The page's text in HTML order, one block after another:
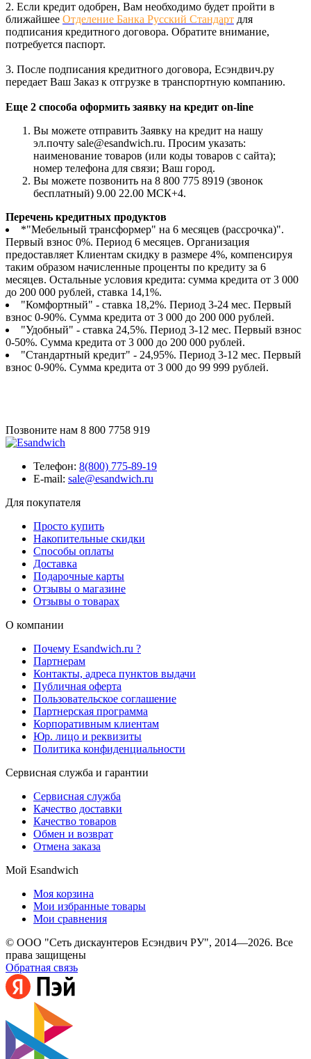
2. Если кредит одобрен, Вам необходимо будет пройти в
ближайшее Отделение Банка Русский Стандарт для
подписания кредитного договора. Обратите внимание,
потребуется паспорт.
3. После подписания кредитного договора, Есэндвич.ру
передает Ваш Заказ к отгрузке в транспортную компанию.
Еще 2 способа оформить заявку на кредит on-line
Вы можете отправить Заявку на кредит на нашу
эл.почту sale@esandwich.ru. Просим указать:
наименование товаров (или коды товаров с сайта);
номер телефона для связи; Ваш город.
Вы можете позвонить на 8 800 775 8919 (звонок
бесплатный) 9.00 22.00 МСК+4.
Перечень кредитных продуктов
*"Мебельный трансформер" на 6 месяцев (рассрочка)".
Первый взнос 0%. Период 6 месяцев. Организация
предоставляет Клиентам скидку в размере 4%, компенсируя
таким образом начисленные проценты по кредиту за 6
месяцев. Остальные условия кредита: сумма кредита от 3 000
до 200 000 рублей, ставка 14,1%.
"Комфортный" - ставка 18,2%. Период 3-24 мес. Первый
взнос 0-90%. Сумма кредита от 3 000 до 200 000 рублей.
"Удобный" - ставка 24,5%. Период 3-12 мес. Первый взнос
0-50%. Сумма кредита от 3 000 до 200 000 рублей.
"Стандартный кредит" - 24,95%. Период 3-12 мес. Первый
взнос 0-90%. Сумма кредита от 3 000 до 99 999 рублей.
Позвоните нам 8 800 7758 919
Телефон: 8(800) 775-89-19
E-mail: sale@esandwich.ru
Для покупателя
Просто купить
Накопительные скидки
Способы оплаты
Доставка
Подарочные карты
Отзывы о магазине
Отзывы о товарах
О компании
Почему Esandwich.ru ?
Партнерам
Контакты, адреса пунктов выдачи
Публичная оферта
Пользовательское соглашение
Партнерская программа
Корпоративным клиентам
Юр. лицо и реквизиты
Политика конфиденциальности
Сервисная служба и гарантии
Сервисная служба
Качество доставки
Качество товаров
Обмен и возврат
Отмена заказа
Мой Esandwich
Моя корзина
Мои избранные товары
Мои сравнения
© ООО "Сеть дискаунтеров Есэндвич РУ", 2014—2026. Все
права защищены
Обратная связь